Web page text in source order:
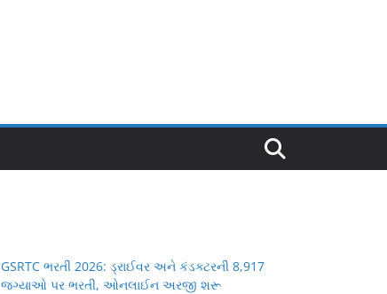
GSRTC ભરતી 2026: ડ્રાઈવર અને કંડક્ટરની 8,917
જગ્યાઓ પર ભરતી, ઓનલાઈન અરજી શરૂ